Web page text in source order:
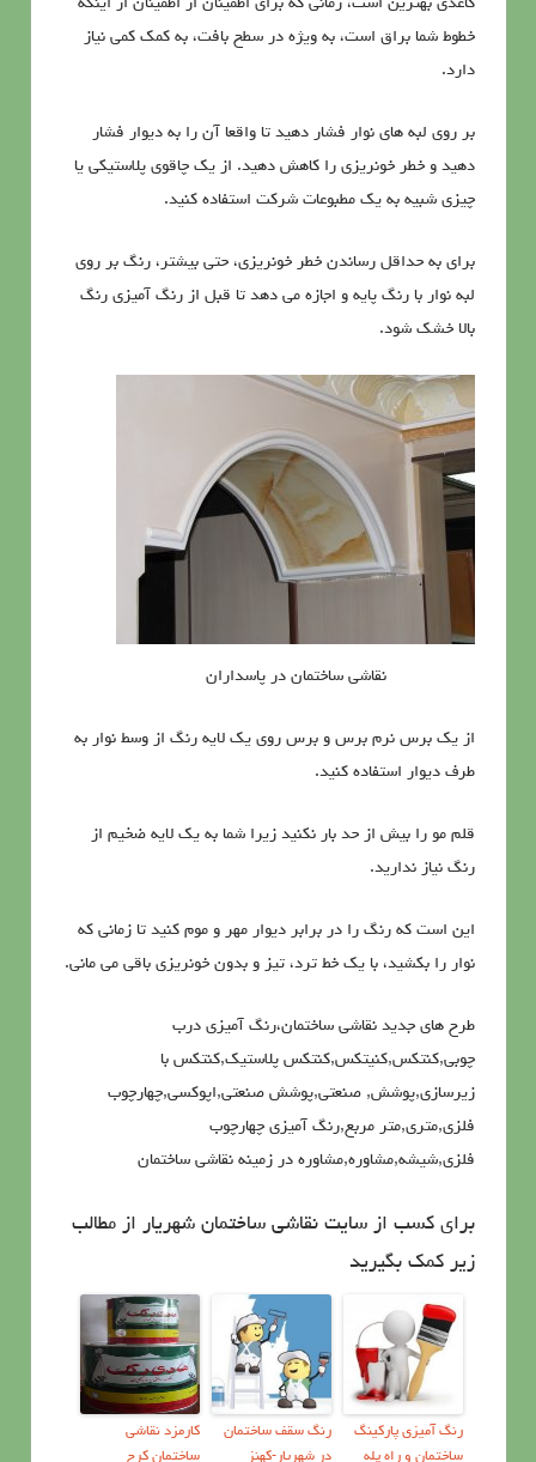
خطوط شما براق است، به ویژه در سطح بافت، به کمک کمی نیاز
دارد.
بر روی لبه های نوار فشار دهید تا واقعا آن را به دیوار فشار
دهید و خطر خونریزی را کاهش دهید. از یک چاقوی پلاستیکی یا
چیزی شبیه به یک مطبوعات شرکت استفاده کنید.
برای به حداقل رساندن خطر خونریزی، حتی بیشتر، رنگ بر روی
لبه نوار با رنگ پایه و اجازه می دهد تا قبل از رنگ آمیزی رنگ
بالا خشک شود.
نقاشی ساختمان در پاسداران
از یک برس نرم برس و برس روی یک لایه رنگ از وسط نوار به
طرف دیوار استفاده کنید.
قلم مو را بیش از حد بار نکنید زیرا شما به یک لایه ضخیم از
رنگ نیاز ندارید.
این است که رنگ را در برابر دیوار مهر و موم کنید تا زمانی که
نوار را بکشید، با یک خط ترد، تیز و بدون خونریزی باقی می مانی.
طرح های جدید نقاشی ساختمان،رنگ آمیزی درب
چوبی,کنتکس,کنیتکس,کنتکس پلاستیک,کنتکس با
زیرسازی,پوشش, صنعتی,پوشش صنعتی,اپوکسی,چهارچوب
فلزی,متری,متر مربع,رنگ آمیزی چهارچوب
فلزی,شیشه,مشاوره,مشاوره در زمینه نقاشی ساختمان
برای کسب از سایت نقاشی ساختمان شهریار از مطالب
زیر کمک بگیرید
رنگ آمیزی پارکینگ
ساختمان و راه پله
رنگ سقف ساختمان
در شهریار-کهنز
کارمزد نقاشی
ساختمان کرج